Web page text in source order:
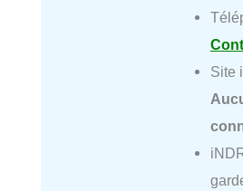
Site